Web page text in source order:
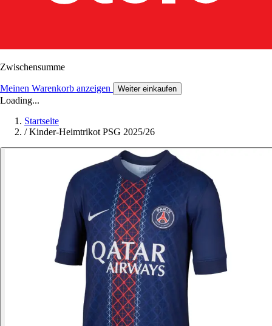
Zwischensumme
Meinen Warenkorb anzeigen Weiter einkaufen
Loading...
Startseite
/ Kinder-Heimtrikot PSG 2025/26